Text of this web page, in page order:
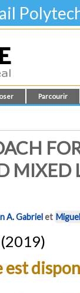
Parcourir
MIXED
A. Gabrielet
est